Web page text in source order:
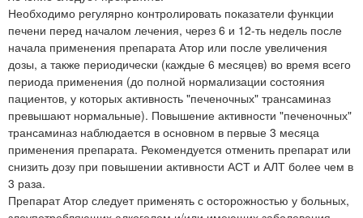
Необходимо регулярно контролировать показатели функции
печени перед началом лечения, через 6 и 12-ть недель после
начала применения препарата Атор или после увеличения
дозы, а также периодически (каждые 6 месяцев) во время всего
периода применения (до полной нормализации состояния
пациентов, у которых активность "печеночных" трансаминаз
превышают нормальные). Повышение активности "печеночных"
трансаминаз наблюдается в основном в первые 3 месяца
применения препарата. Рекомендуется отменить препарат или
снизить дозу при повышении активности АСТ и АЛТ более чем в
3 раза.
Препарат Атор следует применять с осторожностью у больных,